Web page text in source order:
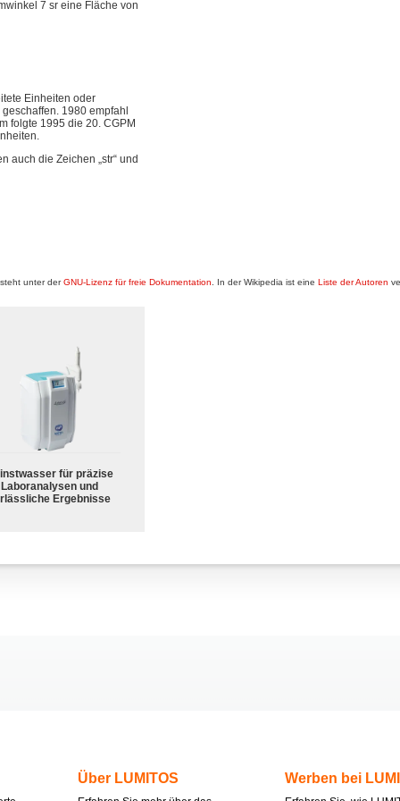
7 sr eine Fläche von
Einheiten oder
1980 empfahl
folgte 1995 die 20. CGPM
auch die Zeichen „str“ und
unter derGNU-Lizenz für freie Dokumentation . In der Wikipedia ist eine Liste der Autoren
für präzise
Laboranalysen und
Ergebnisse
Über LUMITOS Werben bei